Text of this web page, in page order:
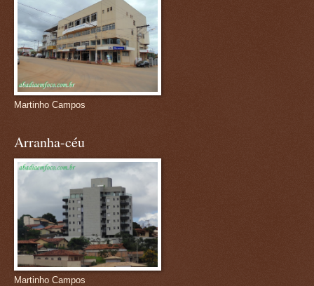
Martinho Campos
Arranha-céu
Martinho Campos